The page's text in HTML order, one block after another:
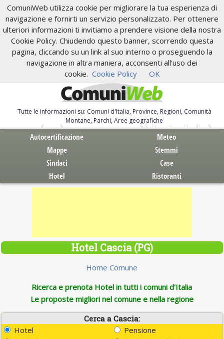
ComuniWeb utilizza cookie per migliorare la tua esperienza di
navigazione e fornirti un servizio personalizzato. Per ottenere
ulteriori informazioni ti invitiamo a prendere visione della nostra
Cookie Policy. Chiudendo questo banner, scorrendo questa
pagina, cliccando su un link al suo interno o proseguendo la
navigazione in altra maniera, acconsenti all'uso dei
cookie. Cookie Policy OK
Tutte le informazioni su: Comuni d'Italia, Province, Regioni, Comunità
Montane, Parchi, Aree geografiche
Servizi al Cittadino. Autocertificazione, moduli, leggi, free download
Autocertificazione
Meteo
Mappe
Stemmi
Sindaci
Case
Hotel
Ristoranti
Hotel Cascia (PG)
Home Comune
Ricerca e prenota Hotel in tutti i comuni d'Italia
Le proposte migliori nel comune e nella regione
Cerca a Cascia:
Hotel
Pensione